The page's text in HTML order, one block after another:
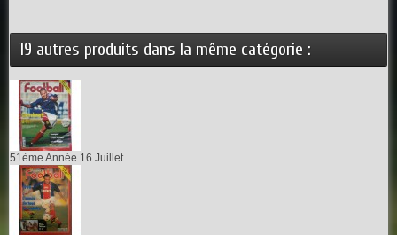
19 autres produits dans la même catégorie :
51ème Année 16 Juillet...